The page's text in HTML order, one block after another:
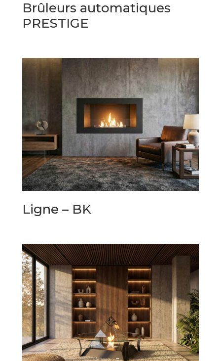
Brûleurs automatiques
PRESTIGE
Ligne – BK